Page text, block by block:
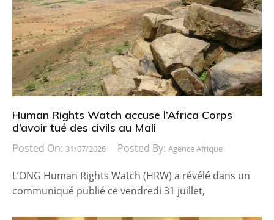
Human Rights Watch accuse l’Africa Corps
d’avoir tué des civils au Mali
Posted On: 31/07/2026 Posted By: Agence Afrique
L’ONG Human Rights Watch (HRW) a révélé dans un
communiqué publié ce vendredi 31 juillet,